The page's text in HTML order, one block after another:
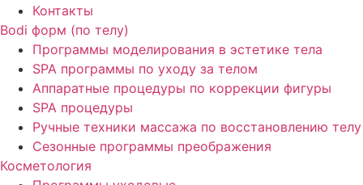
Контакты
Bodi форм (по телу)
Программы моделирования в эстетике тела
SPA программы по уходу за телом
Аппаратные процедуры по коррекции фигуры
SPA процедуры
Ручные техники массажа по восстановлению телу
Сезонные программы преображения
Косметология